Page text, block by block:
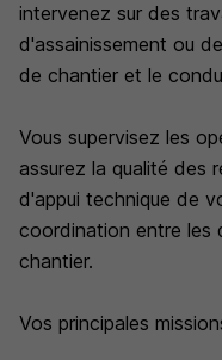
intervenez sur des
d'assainissement ou
de chantier et le
Vous supervisez les
assurez la qualité des
d'appui technique de
coordination entre les
chantier.
Vos principales